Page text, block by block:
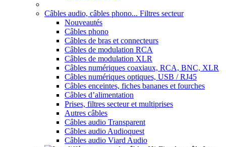
Câbles audio, câbles phono... Filtres secteur
Nouveautés
Câbles phono
Câbles de bras et connecteurs
Câbles de modulation RCA
Câbles de modulation XLR
Câbles numériques coaxiaux, RCA, BNC, XLR
Câbles numériques optiques, USB / RJ45
Câbles enceintes, fiches bananes et fourches
Câbles d’alimentation
Prises, filtres secteur et multiprises
Autres câbles
Câbles audio Transparent
Câbles audio Audioquest
Câbles audio Viard Audio